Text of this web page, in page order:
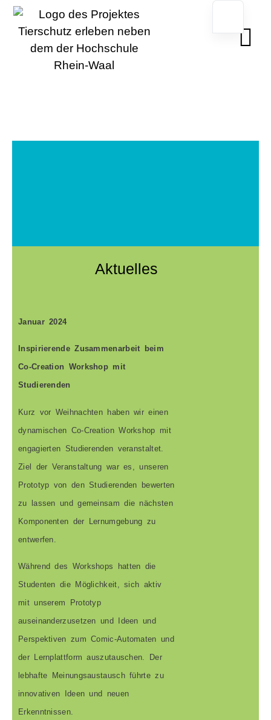
Aktuelles
Januar 2024
Inspirierende Zusammenarbeit beim
Co-Creation Workshop mit
Studierenden
Kurz vor Weihnachten haben wir einen
dynamischen Co-Creation Workshop mit
engagierten Studierenden veranstaltet.
Ziel der Veranstaltung war es, unseren
Prototyp von den Studierenden bewerten
zu lassen und gemeinsam die nächsten
Komponenten der Lernumgebung zu
entwerfen.
Während des Workshops hatten die
Studenten die Möglichkeit, sich aktiv
mit unserem Prototyp
auseinanderzusetzen und Ideen und
Perspektiven zum Comic-Automaten und
der Lernplattform auszutauschen. Der
lebhafte Meinungsaustausch führte zu
innovativen Ideen und neuen
Erkenntnissen.